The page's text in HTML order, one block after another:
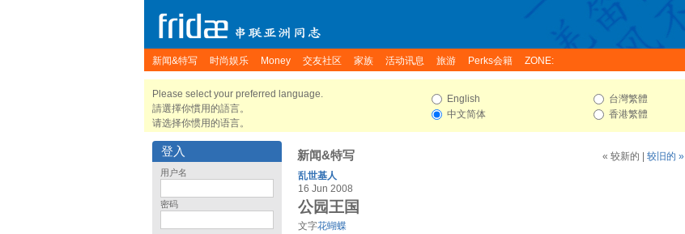
新闻&特写 时尚娱乐 Money 交友社区 家族 活动讯息 旅游 Perks会籍 ZONE:
Please select your preferred language.
請選擇你慣用的語言。
请选择你惯用的语言。
English
中文简体
台灣繁體
香港繁體
登入
用户名
密码
新闻&特写 « 较新的
较旧的 »
乱世基人
16 Jun 2008
公园王国
文字花蝴蝶